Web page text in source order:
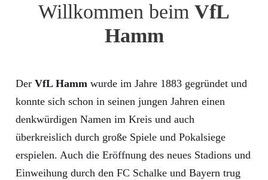
Willkommen beim VfL
Hamm
Der VfL Hamm wurde im Jahre 1883 gegründet und
konnte sich schon in seinen jungen Jahren einen
denkwürdigen Namen im Kreis und auch
überkreislich durch große Spiele und Pokalsiege
erspielen. Auch die Eröffnung des neues Stadions und
Einweihung durch den FC Schalke und Bayern trug